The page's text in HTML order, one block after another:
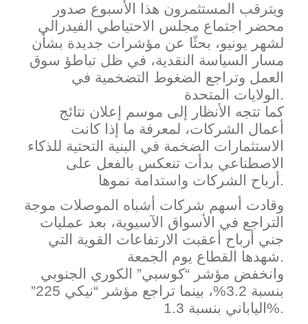
ويترقب ا لمستثمرون هذا الأسبوع صدور
محضر اجتماع مجلس الاحتياطي الفيدرالي
لشهر يونيو، بحثًا عن مؤشرات جديدة بشأن
مسار السياسة النقدية، في ظل تباطؤ سوق
العمل وتراجع الضغوط التضخمية في
الولايات المتحدة.
كما تتجه الأنظار إلى موسم إعلان نتائج
أعمال الشركات، لمعرفة ما إذا كانت
الاستثمارات الضخمة في البنية التحتية للذكاء
الاصطناعي بدأت تنعكس بالفعل على
أرباح الشركات واستدامة نموها.
وقادت أسهم شركات أشباه الموصلات موجة
التراجع في الأسواق الآسيوية، بعد عمليات
جني أرباح أعقبت الارتفاعات القوية التي
شهدها القطاع يوم الجمعة.
وا نخفض مؤشر “كوسبي” الكوري الجنوبي
بنسبة 3.2%، بينما تراجع مؤشر “نيكي 225”
الياباني بنسبة 1.3%.